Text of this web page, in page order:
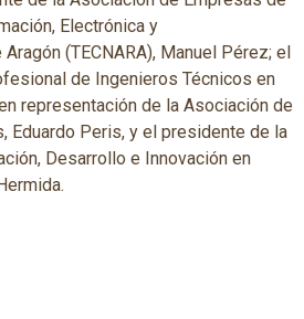
Electrónica y
(TECNARA), Manuel Pérez; el
de Ingenieros Técnicos en
representación de la Asociación de
Eduardo Peris, y el presidente de la
Desarrollo e Innovación en